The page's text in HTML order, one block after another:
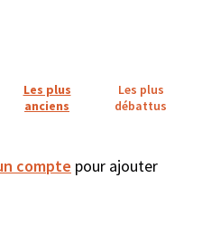
Les plus
anciens
Les plus
débattus
compte pour ajouter